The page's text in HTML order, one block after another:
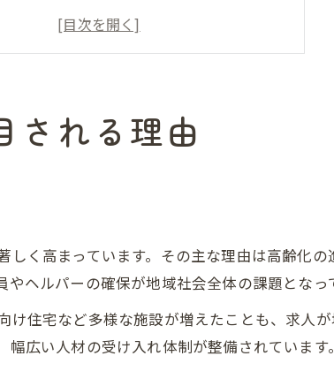
求人の魅力と将来性を解説
求人増加の社会的な背景
ブランク歓迎の介護求人特集
歓迎の介護 求人が選ばれる理由
ンク明けでも安心な介護 求人情報
から復職したい方必見の介護求人情報
ンク復帰を支える介護 求人の特徴
職を応援する介護 求人の強み
される理由
く高まっています。その主な理由は高齢化
ヘルパーの確保が地域社会全体の課題となっ
住宅など多様な施設が増えたことも、求人が
広い人材の受け入れ体制が整備されています。